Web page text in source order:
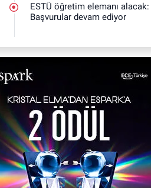
ESTÜ öğretim elemanı alacak:
Başvurular devam ediyor